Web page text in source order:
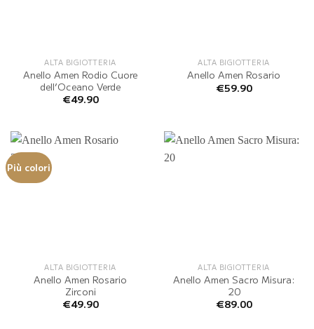
ALTA BIGIOTTERIA
Anello Amen Rodio Cuore
dell’Oceano Verde
€49.90
ALTA BIGIOTTERIA
Anello Amen Rosario
€59.90
Più colori
ALTA BIGIOTTERIA
Anello Amen Rosario
Zirconi
€49.90
ALTA BIGIOTTERIA
Anello Amen Sacro Misura:
20
€89.00